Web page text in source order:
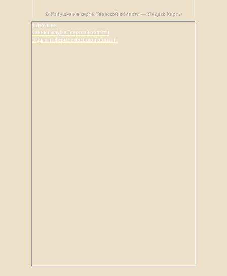
В Избушке на карте Тверской области — Яндекс Карты
В Избушке
Конный клуб в Тверской области
Отдых на ферме в Тверской области